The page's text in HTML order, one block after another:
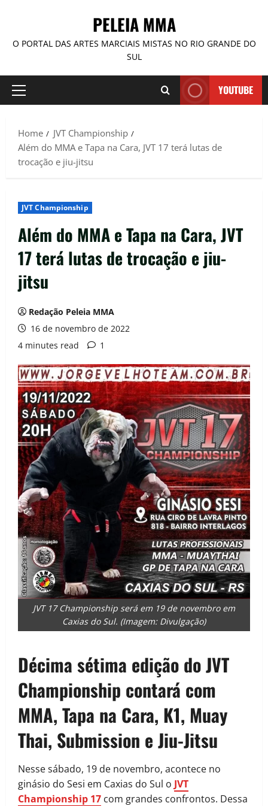
PELEIA MMA
O PORTAL DAS ARTES MARCIAIS MISTAS NO RIO GRANDE DO
SUL
YOUTUBE
Home
JVT Championship
Além do MMA e Tapa na Cara, JVT 17 terá lutas de
trocação e jiu-jitsu
JVT Championship
Além do MMA e Tapa na Cara, JVT
17 terá lutas de trocação e jiu-
jitsu
Redação Peleia MMA
16 de novembro de 2022
4 minutes read
1
JVT 17 Championship será em 19 de novembro em
Caxias do Sul. (Imagem: Divulgação)
Décima sétima edição do JVT
Championship contará com
MMA, Tapa na Cara, K1, Muay
Thai, Submission e Jiu-Jitsu
Nesse sábado, 19 de novembro, acontece no
ginásio do Sesi em Caxias do Sul o JVT
Championship 17 com grandes confrontos. Dessa